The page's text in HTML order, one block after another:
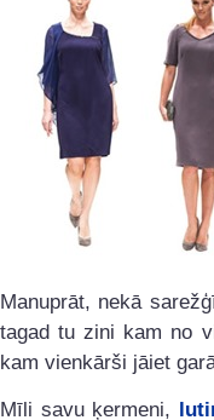
Manuprāt, nekā
tagad tu zini kam no
kam vienkārši jāiet
Mīli savu ķermeni,